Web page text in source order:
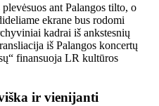
ant Palangos tilto, o
ekrane bus rodomi
kadrai iš ankstesnių
iš Palangos koncertų
finansuoja LR kultūros
ir vienijanti